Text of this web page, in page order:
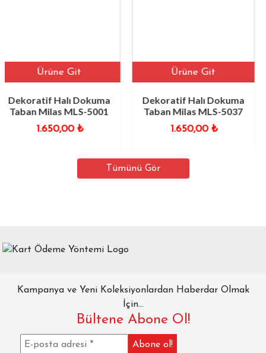
Halı Dokuma
MLS-5001
₺
Dekoratif Halı Dokuma
Taban Milas MLS-5037
₺
Taban
Tümünü Gör
Kampanya ve Yeni Koleksiyonlardan Haberdar Olmak
İçin...
Bültene Abone Ol!